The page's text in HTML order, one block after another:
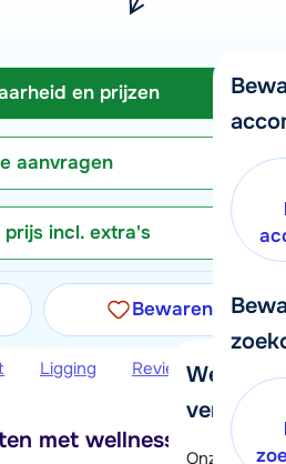
We
verder!
Onze
en prijzen
aanvragen
prijs incl. extra's
Bewaren
Ligging Reviews
met wellness vlak bij